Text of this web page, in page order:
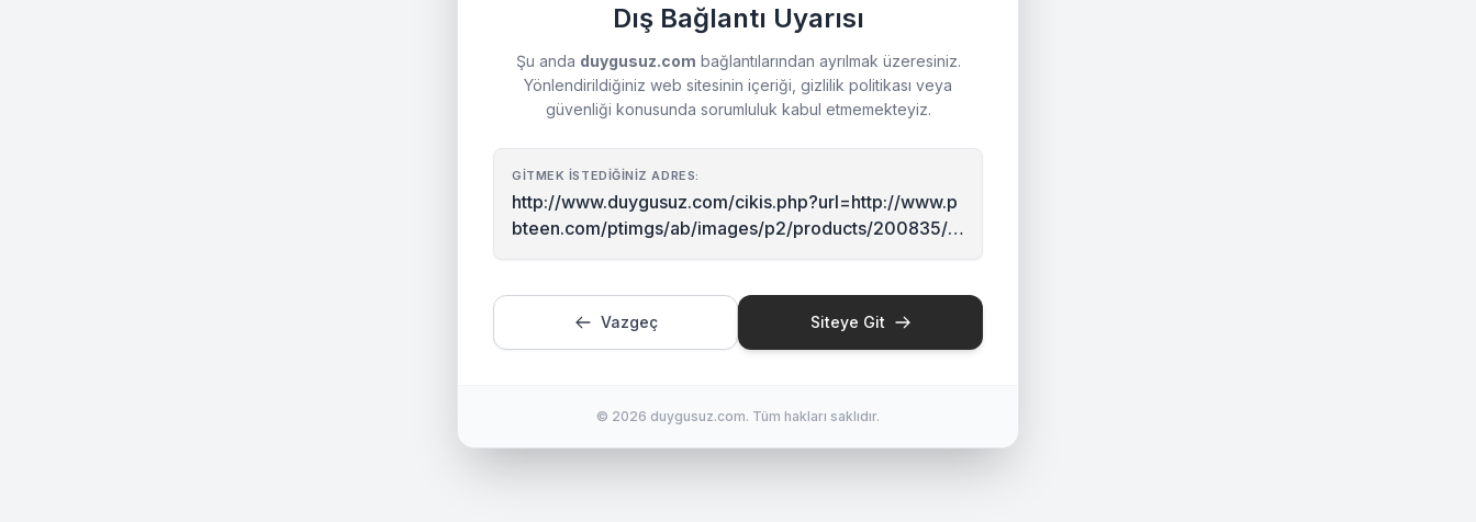
Dış Bağlantı Uyarısı
Şu anda duygusuz.com bağlantılarından ayrılmak üzeresiniz.
Yönlendirildiğiniz web sitesinin içeriği, gizlilik politikası veya
güvenliği konusunda sorumluluk kabul etmemekteyiz.
GITMEK İSTEDIĞINIZ ADRES:
http://www.duygusuz.com/cikis.php?url=http://www.p
bteen.com/ptimgs/ab/images/p2/products/200835/0
Vazgeç Siteye Git
© 2026 duygusuz.com. Tüm hakları saklıdır.